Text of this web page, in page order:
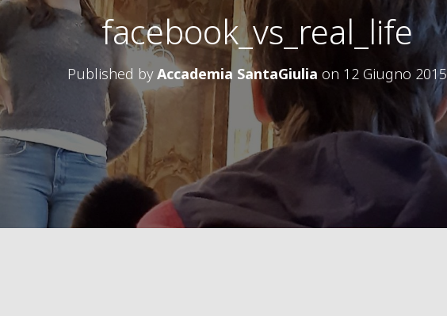
facebook_vs_real_life
Published byAccademia SantaGiulia on 12 Giugno 2015